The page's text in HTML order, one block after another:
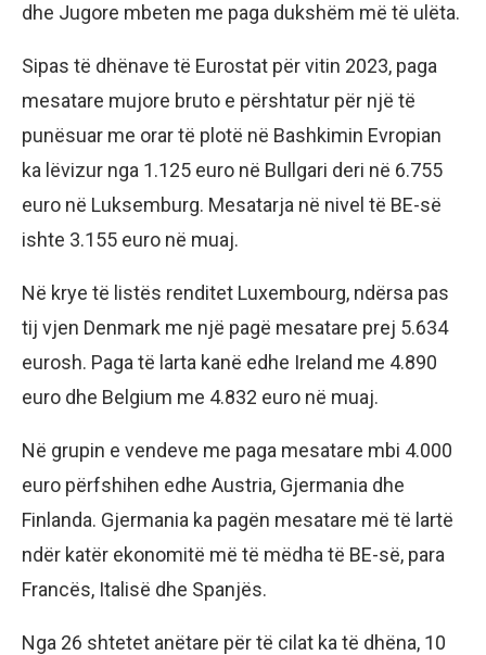
dhe Jugore mbeten me paga dukshëm më të ulëta.
Sipas të dhënave të Eurostat për vitin 2023, paga
mesatare mujore bruto e përshtatur për një të
punësuar me orar të plotë në Bashkimin Evropian
ka lëvizur nga 1.125 euro në Bullgari deri në 6.755
euro në Luksemburg. Mesatarja në nivel të BE-së
ishte 3.155 euro në muaj.
Në krye të listës renditet Luxembourg, ndërsa pas
tij vjen Denmark me një pagë mesatare prej 5.634
eurosh. Paga të larta kanë edhe Ireland me 4.890
euro dhe Belgium me 4.832 euro në muaj.
Në grupin e vendeve me paga mesatare mbi 4.000
euro përfshihen edhe Austria, Gjermania dhe
Finlanda. Gjermania ka pagën mesatare më të lartë
ndër katër ekonomitë më të mëdha të BE-së, para
Francës, Italisë dhe Spanjës.
Nga 26 shtetet anëtare për të cilat ka të dhëna, 10